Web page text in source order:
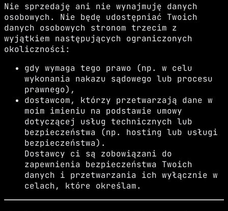
Nie sprzedaję ani nie wynajmuję danych
osobowych. Nie będę udostępniać Twoich
danych osobowych stronom trzecim z
wyjątkiem następujących ograniczonych
okoliczności:
gdy wymaga tego prawo (np. w celu
wykonania nakazu sądowego lub procesu
prawnego),
dostawcom, którzy przetwarzają dane w
moim imieniu na podstawie umowy
dotyczącej usług technicznych lub
bezpieczeństwa (np. hosting lub usługi
bezpieczeństwa).
Dostawcy ci są zobowiązani do
zapewnienia bezpieczeństwa Twoich
danych i przetwarzania ich wyłącznie w
celach, które określam.